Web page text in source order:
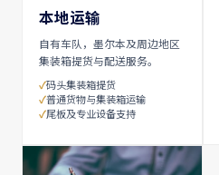
本地运输
自有车队，墨尔本及周边地区
集装箱提货与配送服务。
码头集装箱提货
普通货物与集装箱运输
尾板及专业设备支持